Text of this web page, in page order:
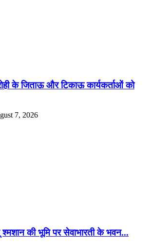
के जिताऊ और टिकाऊ कार्यकर्ताओं को
7, 2026
श्मशान की भूमि पर सेवाभारती के भवन...